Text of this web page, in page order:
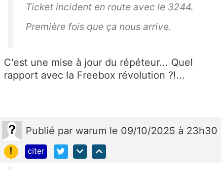
Ticket incident en route avec le 3244.
Première fois que ça nous arrive.
C'est une mise à jour du répéteur... Quel
rapport avec la Freebox révolution ?!...
Publié par warum le 09/10/2025 à 23h30
!
citer